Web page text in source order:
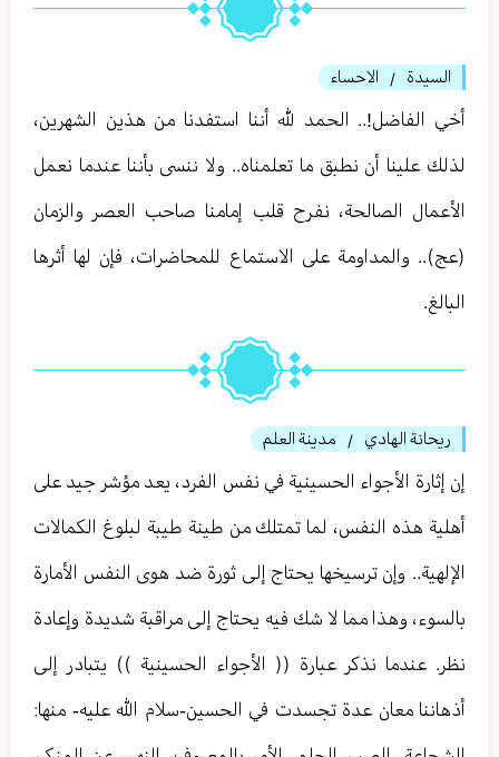
السيدة / الاحساء
أخي الفاضل!.. الحمد لله أننا استفدنا من هذين الشهرين،
لذلك علينا أن نطبق ما تعلمناه.. ولا ننسى بأننا عندما نعمل
الأعمال الصالحة، نفرح قلب إمامنا صاحب العصر والزمان
(عج).. والمداومة على الاستماع للمحاضرات، فإن لها أثرها
البالغ.
ريحانة الهادي / مدينة العلم
إن إثارة الأجواء الحسينية في نفس الفرد، يعد مؤشر جيد على
أهلية هذه النفس، لما تمتلك من طينة طيبة لبلوغ الكمالات
الإلهية.. وإن ترسيخها يحتاج إلى ثورة ضد هوى النفس الأمارة
بالسوء، وهذا مما لا شك فيه يحتاج إلى مراقبة شديدة وإعادة
نظر. عندما نذكر عبارة (( الأجواء الحسينية )) يتبادر إلى
أذهاننا معان عدة تجسدت في الحسين-سلام الله عليه- منها: